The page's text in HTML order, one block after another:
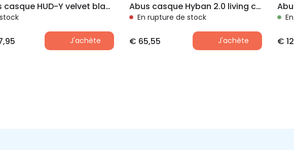
Abus casque HUD-Y velvet black M 54-58cm
J'achète
Abus casque Hyban 2.0 living coral M 52-58 cm
En rupture de stock
€ 65,55 J'achète €